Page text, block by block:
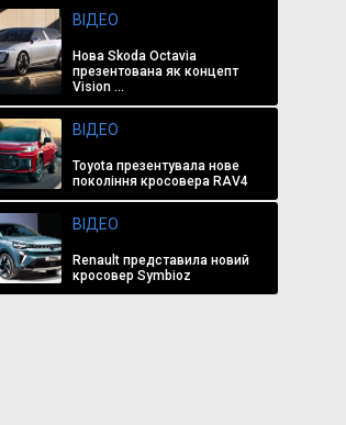
ВІДЕО
Нова Skoda Octavia
презентована як концепт
Vision ...
ВІДЕО
Toyota презентувала нове
покоління кросовера RAV4
ВІДЕО
Renault представила новий
кросовер Symbioz